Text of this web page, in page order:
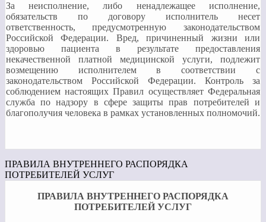
За неисполнение, либо ненадлежащее исполнение,
обязательств по договору исполнитель несет
ответственность, предусмотренную законодательством
Российской Федерации. Вред, причиненный жизни или
здоровью пациента в результате предоставления
некачественной платной медицинской услуги, подлежит
возмещению исполнителем в соответствии с
законодательством Российской Федерации. Контроль за
соблюдением настоящих Правил осуществляет Федеральная
служба по надзору в сфере защиты прав потребителей и
благополучия человека в рамках установленных полномочий.
ПРАВИЛА ВНУТРЕННЕГО РАСПОРЯДКА
ПОТРЕБИТЕЛЕЙ УСЛУГ
ПРАВИЛА ВНУТРЕННЕГО РАСПОРЯДКА
ПОТРЕБИТЕЛЕЙ УСЛУГ